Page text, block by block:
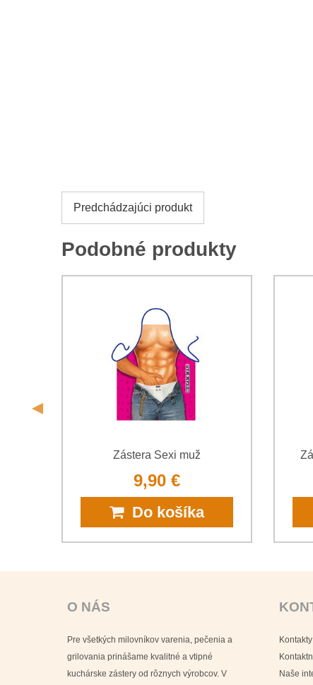
Predchádzajúci produkt
Podobné produkty
Zástera Sexi muž
9,90 €
Do košíka
O NÁS
Pre všetkých milovníkov varenia, pečenia a
grilovania prinášame kvalitné a vtipné
kuchárske zástery od rôznych výrobcov. V
Kontakty
Naše